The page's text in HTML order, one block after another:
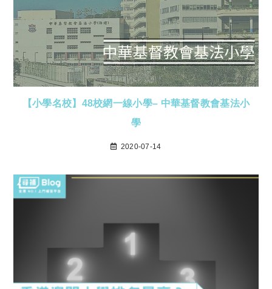
【小學名校】48校網一線小學– 中華基督教會基法小
學
2020-07-14